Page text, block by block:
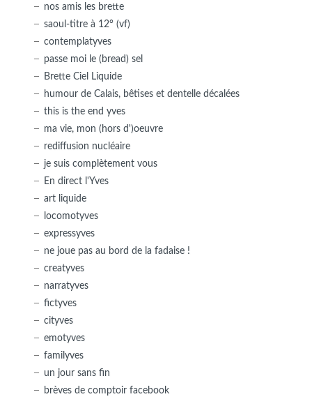
nos amis les brette
saoul-titre à 12° (vf)
contemplatyves
passe moi le (bread) sel
Brette Ciel Liquide
humour de Calais, bêtises et dentelle décalées
this is the end yves
ma vie, mon (hors d')oeuvre
rediffusion nucléaire
je suis complètement vous
En direct l'Yves
art liquide
locomotyves
expressyves
ne joue pas au bord de la fadaise !
creatyves
narratyves
fictyves
cityves
emotyves
familyves
un jour sans fin
brèves de comptoir facebook